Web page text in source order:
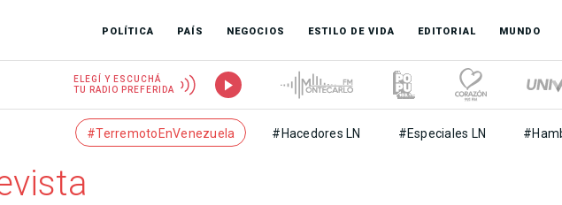
POLÍTICA PAÍS NEGOCIOS ESTILO DE VIDA EDITORIAL MUNDO
ELEGÍ Y ESCUCHÁ
TU RADIO PREFERIDA
#TerremotoEnVenezuela #Hacedores LN #Especiales LN